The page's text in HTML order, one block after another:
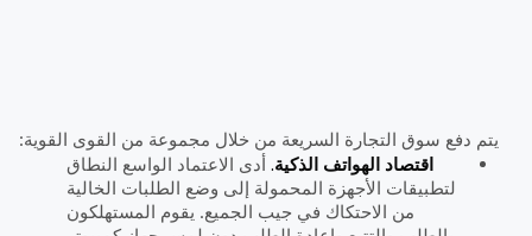
يتم دفع سوق التجارة السريعة من خلال مجموعة من القوى القوية:
اقتصاد الهواتف الذكية. أدى الاعتماد الواسع النطاق
لتطبيقات الأجهزة المحمولة إلى وضع الطلبات الخالية
من الاحتكاك في جيب الجميع. يقوم المستهلكون